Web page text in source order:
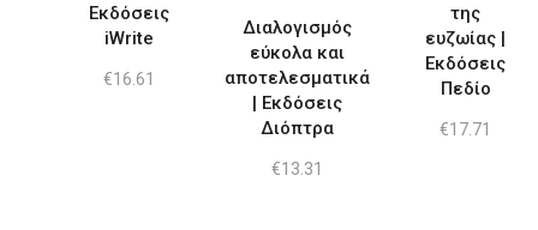
Εκδόσεις
iWrite
€16.61
Διαλογισμός
εύκολα και
αποτελεσματικά
| Εκδόσεις
Διόπτρα
€13.31
της
ευζωίας |
Εκδόσεις
Πεδίο
€17.71